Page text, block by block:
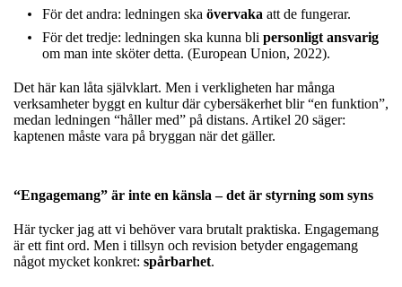
För det andra: ledningen ska övervaka att de fungerar.
För det tredje: ledningen ska kunna bli personligt ansvarig
om man inte sköter detta. (European Union, 2022).
Det här kan låta självklart. Men i verkligheten har många
verksamheter byggt en kultur där cybersäkerhet blir “en funktion”,
medan ledningen “håller med” på distans. Artikel 20 säger:
kaptenen måste vara på bryggan när det gäller.
“Engagemang” är inte en känsla – det är styrning som syns
Här tycker jag att vi behöver vara brutalt praktiska. Engagemang
är ett fint ord. Men i tillsyn och revision betyder engagemang
något mycket konkret: spårbarhet.